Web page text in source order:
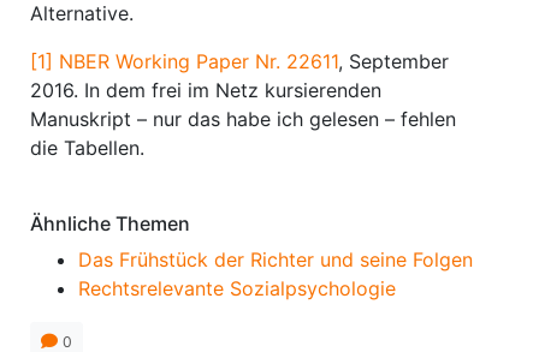
Alternative.
[1] NBER Working Paper Nr. 22611, September
2016. In dem frei im Netz kursierenden
Manuskript – nur das habe ich gelesen – fehlen
die Tabellen.
Ähnliche Themen
Das Frühstück der Richter und seine Folgen
Rechtsrelevante Sozialpsychologie
0